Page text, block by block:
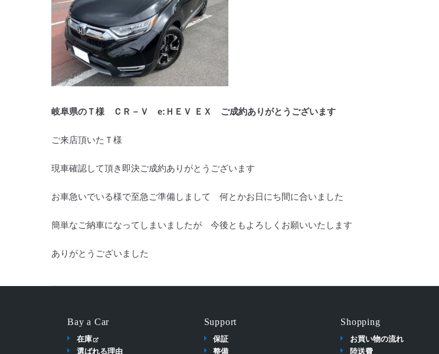
岐阜県のＴ様 ＣＲ－Ｖ e:ＨＥＶ ＥＸ ご成約ありがとうございます
ご来店頂いたＴ様
現車確認して頂き即決ご成約ありがとうございます
お車急いでいる様で至急ご準備しまして 何とかお日にち間に合いました
簡単なご納車になってしまいましたが 今後ともよろしくお願いいたします
ありがとうございました
Bay a Car
在庫
選ばれる理由
Support
保証
整備
Shopping
お買い物の流れ
陸送費